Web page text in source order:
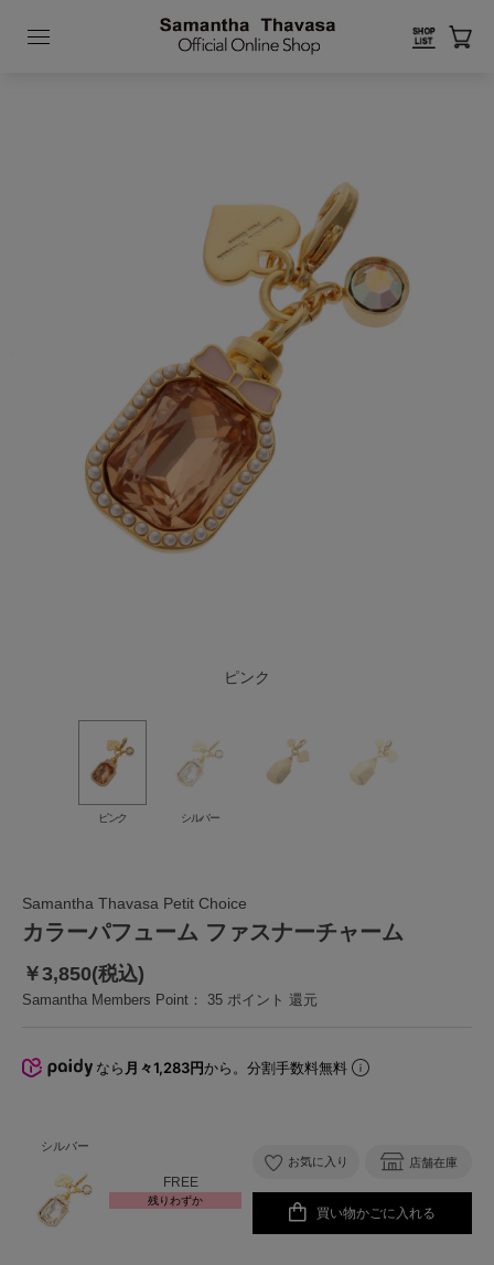
ピンク
シルバー
ピンク シルバー
Samantha Thavasa Petit Choice
カラーパフューム ファスナーチャーム
￥3,850(税込)
Samantha Members Point： 35 ポイント 還元
なら 月々1,283円から。分割手数料無料
シルバー
FREE
残りわずか
お気に入り 店舗在庫
買い物かごに入れる